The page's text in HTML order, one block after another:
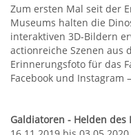
Zum ersten Mal seit der
Museums halten die
interaktiven 3D-Bildern
actionreiche Szenen aus
Erinnerungsfoto für das
Facebook und Instagram
Galdiatoren - Helden des